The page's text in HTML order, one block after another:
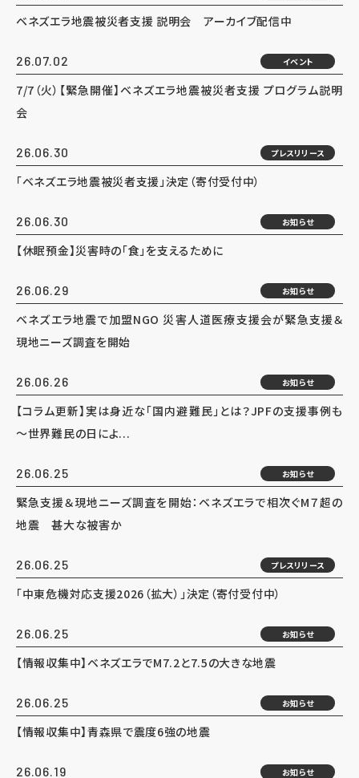
ベネズエラ地震被災者支援 説明会 アーカイブ配信中
26.07.02 イベント
7/7（火）【緊急開催】ベネズエラ地震被災者支援 プログラム説明
会
26.06.30 プレスリリース
「ベネズエラ地震被災者支援」決定（寄付受付中）
26.06.30 お知らせ
【休眠預金】災害時の「食」を支えるために
26.06.29 お知らせ
ベネズエラ地震で加盟NGO 災害人道医療支援会が緊急支援＆
現地ニーズ調査を開始
26.06.26 お知らせ
【コラム更新】実は身近な「国内避難民」とは？JPFの支援事例も
～世界難民の日によ...
26.06.25 お知らせ
緊急支援＆現地ニーズ調査を開始：ベネズエラで相次ぐM７超の
地震 甚大な被害か
26.06.25 プレスリリース
「中東危機対応支援2026（拡大）」決定（寄付受付中）
26.06.25 お知らせ
【情報収集中】ベネズエラでM7.2と7.5の大きな地震
26.06.25 お知らせ
【情報収集中】青森県で震度6強の地震
26.06.19 お知らせ